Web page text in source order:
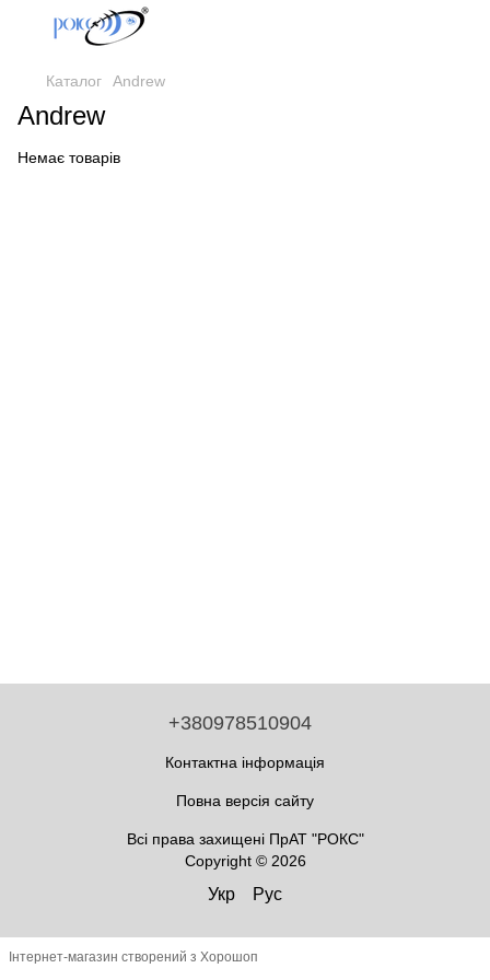
Каталог Andrew
Andrew
Немає товарів
+380978510904
Контактна інформація
Повна версія сайту
Всі права захищені ПрАТ "РОКС"
Copyright © 2026
Укр Рус
Інтернет-магазин створений з Хорошоп